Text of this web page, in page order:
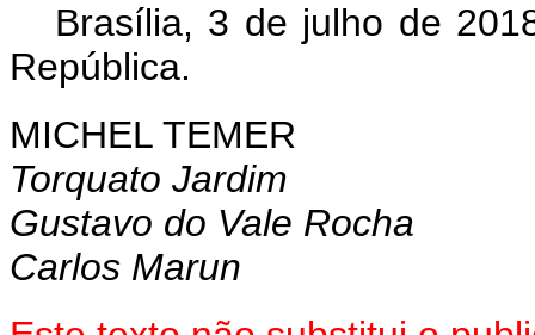
Brasília, 3 de julho de
República.
MICHEL TEMER
Torquato Jardim
Gustavo do Vale Rocha
Carlos Marun